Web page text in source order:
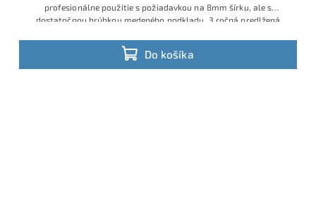
Do košíka
profesionálne použitie s požiadavkou na 8mm šírku, ale s
dostatočnou hrúbkou medeného podkladu, 3 ročná predlžená